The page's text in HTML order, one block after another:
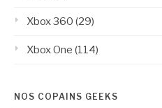
Xbox 360 (29)
Xbox One (114)
NOS COPAINS GEEKS